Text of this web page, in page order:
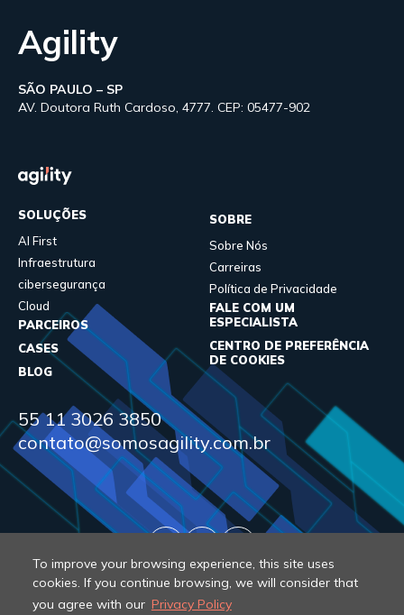
To improve your browsing experience, this site uses
cookies. If you continue browsing, we will consider that
you agree with our Privacy Policy
Agility
SÃO PAULO – SP
AV. Doutora Ruth Cardoso, 4777. CEP: 05477-902
SOLUÇÕES
AI First
Infraestrutura
cibersegurança
Cloud
PARCEIROS
CASES
BLOG
SOBRE
Sobre Nós
Carreiras
Política de Privacidade
FALE COM UM
ESPECIALISTA
CENTRO DE PREFERÊNCIA
DE COOKIES
55 11 3026 3850
contato@somosagility.com.br